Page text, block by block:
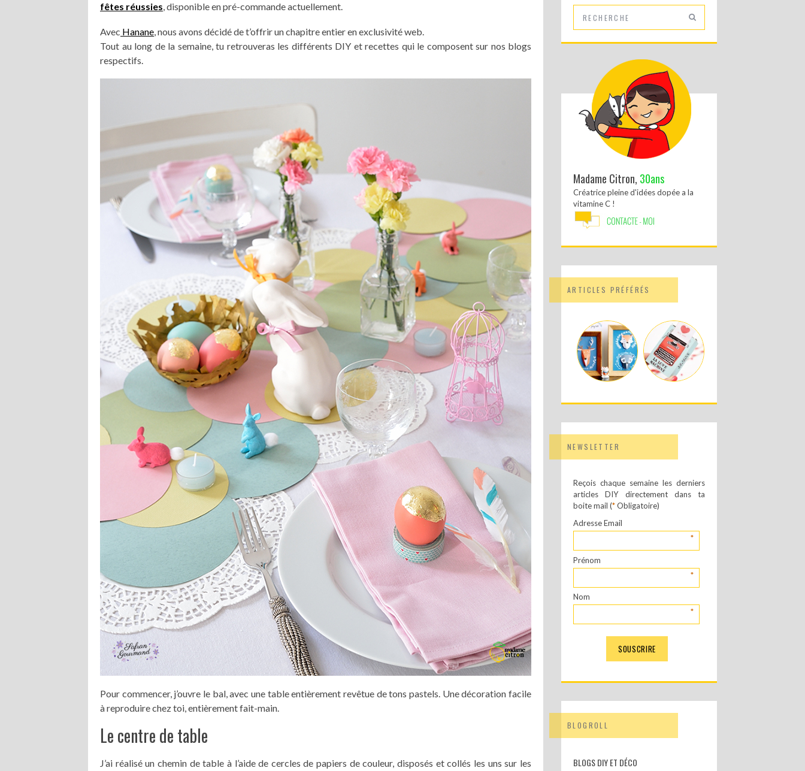
fêtes réussies, disponible en pré-commande actuellement.
Avec Hanane, nous avons décidé de t’offrir un chapitre entier en exclusivité web.
Tout au long de la semaine, tu retrouveras les différents DIY et recettes qui le composent sur nos blogs
respectifs.
Pour commencer, j’ouvre le bal, avec une table entièrement revêtue de tons pastels. Une décoration facile
à reproduire chez toi, entièrement fait-main.
Le centre de table
J’ai réalisé un chemin de table à l’aide de cercles de papiers de couleur, disposés et collés les uns sur les
Madame Citron, 30ans
Créatrice pleine d'idées dopée a la
vitamine C !
ARTICLES PRÉFÉRÉS
NEWSLETTER
Reçois chaque semaine les derniers
articles DIY directement dans ta
boite mail (*Obligatoire)
Adresse Email
*
Prénom
*
Nom
*
BLOGROLL
BLOGS DIY ET DÉCO